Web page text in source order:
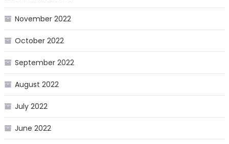
November 2022
October 2022
September 2022
August 2022
July 2022
June 2022